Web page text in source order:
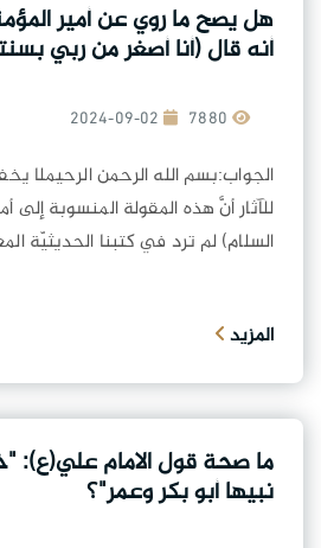
هل يصح ما روي عن أمير
أنه قال (أنا أصغر من ربي
2024-09-02
الجواب:بسم الله الرحمن الرحيملا
للآثار أنَّ هذه المقولة المنسوبة إلى
السلام) لم ترد في كتبنا الحديثيّة
المزيد
ما صحة قول الامام علي(ع):
نبيها أبو بكر وعمر"؟